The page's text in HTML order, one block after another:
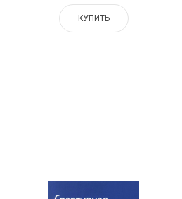
КУПИТЬ